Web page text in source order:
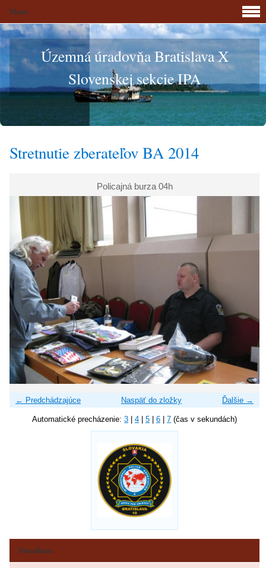
Územná úradovňa Bratislava X
Slovenskej sekcie IPA
Stretnutie zberateľov BA 2014
Policajná burza 04h
← Predchádzajúce Ďalšie →
Naspäť do zložky
Automatické precházenie: 3 4 5 6 7 (čas v sekundách)
Menu
Fotoalbum